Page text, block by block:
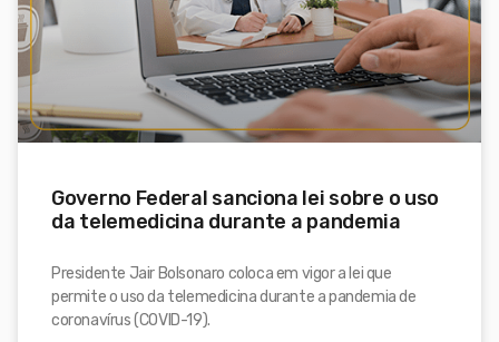
Governo Federal sanciona lei sobre o uso
da telemedicina durante a pandemia
Presidente Jair Bolsonaro coloca em vigor a lei que
permite o uso da telemedicina durante a pandemia de
coronavírus (COVID-19).